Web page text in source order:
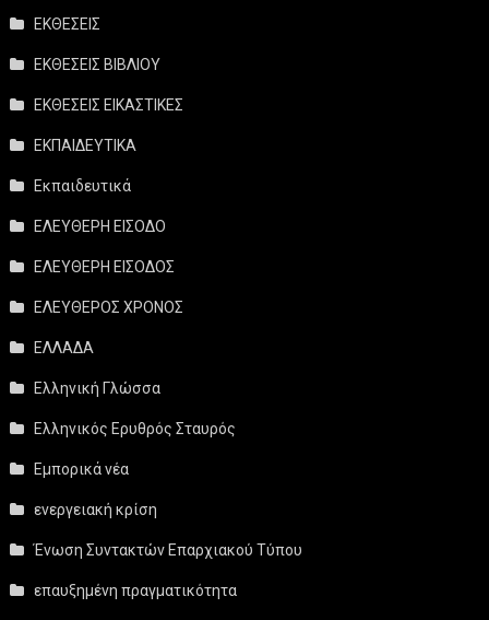
ΕΚΘΕΣΕΙΣ
ΕΚΘΕΣΕΙΣ ΒΙΒΛΙΟΥ
ΕΚΘΕΣΕΙΣ ΕΙΚΑΣΤΙΚΕΣ
ΕΚΠΑΙΔΕΥΤΙΚΑ
Εκπαιδευτικά
ΕΛΕΥΘΕΡΗ ΕΙΣΟΔΟ
ΕΛΕΥΘΕΡΗ ΕΙΣΟΔΟΣ
ΕΛΕΥΘΕΡΟΣ ΧΡΟΝΟΣ
ΕΛΛΑΔΑ
Ελληνική Γλώσσα
Ελληνικός Ερυθρός Σταυρός
Εμπορικά νέα
ενεργειακή κρίση
Ένωση Συντακτών Επαρχιακού Τύπου
επαυξημένη πραγματικότητα